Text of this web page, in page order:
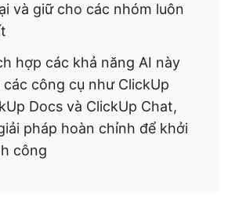
và giữ cho các nhóm luôn
hợp các khả năng AI này
công cụ như ClickUp
Docs và ClickUp Chat,
pháp hoàn chỉnh để khởi
công